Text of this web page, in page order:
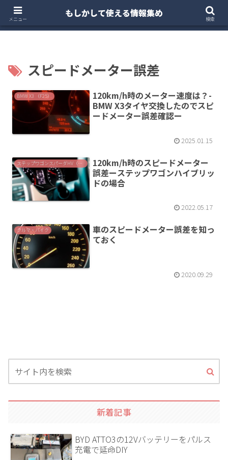
ホーム 注文住宅
スピードメーター誤差
BMW X3 （F25）
120km/h時のメーター速度は？-
BMW X3タイヤ交換したのでスピ
ードメーター誤差確認ー
2025.01.15
ステップワゴンスパーダHV（RP5）
120km/h時のスピードメーター
誤差ーステップワゴンハイブリッ
ドの場合
2022.05.17
クルマ・バイク
車のスピードメーター誤差を知っ
ておく
2020.09.29
新着記事
BYD ATTO3の12Vバッテリーをパルス
充電で延命DIY
メニュー
もしかして使える情報集め
検索